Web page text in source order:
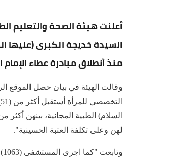
أعلنت هيئة الصحة والتعليم
منذ أنطلاق مبادرة عطاء
وقالت الهيئة في بيان حصل الموقع
لهن وعلى تكلفة العتبة الحسينية".
وتابعت "كما اجرى المستشفى (1063) عملية جراحية خاصة وفوق الكبرى وكبرى".